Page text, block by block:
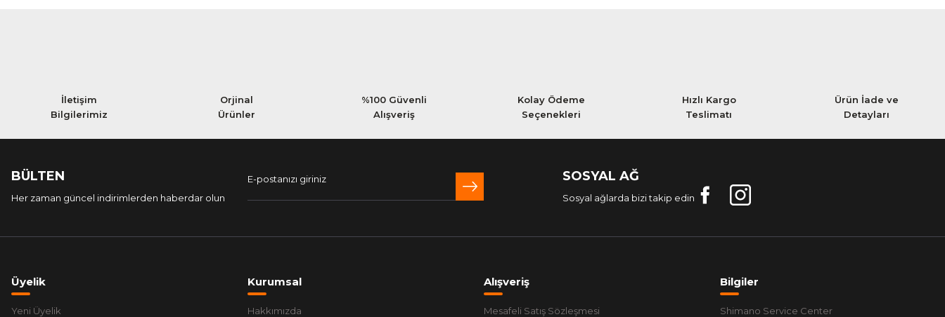
İletişim
Bilgilerimiz
Orjinal
Ürünler
%100 Güvenli
Alışveriş
Kolay Ödeme
Seçenekleri
Hızlı Kargo
Teslimatı
Ürün İade ve
Detayları
BÜLTEN
Her zaman güncel indirimlerden haberdar olun
SOSYAL AĞ
Sosyal ağlarda bizi takip edin
Üyelik
Yeni Üyelik
Kurumsal
Hakkımızda
Alışveriş
Mesafeli Satış Sözleşmesi
Bilgiler
Shimano Service Center